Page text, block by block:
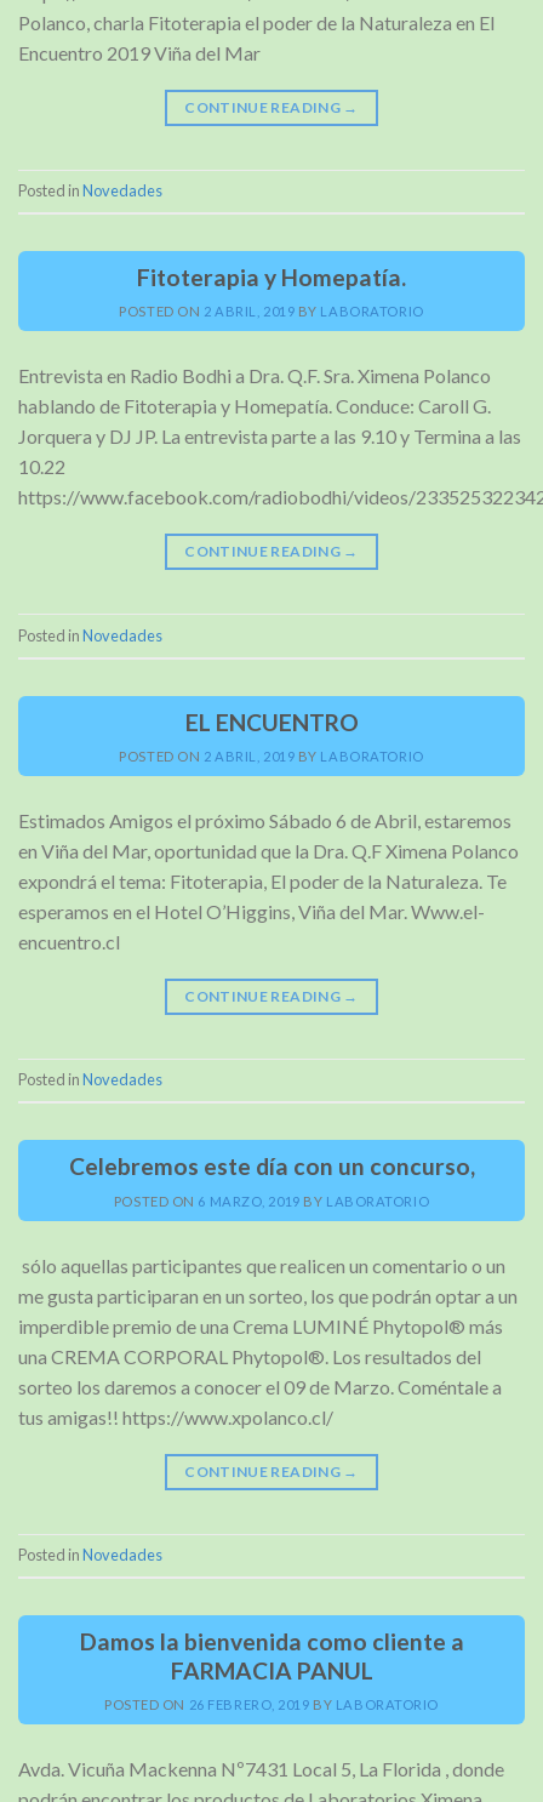
Polanco, charla Fitoterapia el poder de la Naturaleza en El
Encuentro 2019 Viña del Mar
CONTINUE READING →
Posted inNovedades
Fitoterapia y Homepatía.
POSTED ON 2 ABRIL, 2019 BY LABORATORIO
Entrevista en Radio Bodhi a Dra. Q.F. Sra. Ximena Polanco
hablando de Fitoterapia y Homepatía. Conduce: Caroll G.
Jorquera y DJ JP. La entrevista parte a las 9.10 y Termina a las
10.22
https://www.facebook.com/radiobodhi/videos/
CONTINUE READING →
Posted inNovedades
EL ENCUENTRO
POSTED ON 2 ABRIL, 2019 BY LABORATORIO
Estimados Amigos el próximo Sábado 6 de Abril, estaremos
en Viña del Mar, oportunidad que la Dra. Q.F Ximena Polanco
expondrá el tema: Fitoterapia, El poder de la Naturaleza. Te
esperamos en el Hotel O’Higgins, Viña del Mar. Www.el-
encuentro.cl
CONTINUE READING →
Posted inNovedades
Celebremos este día con un concurso,
POSTED ON 6 MARZO, 2019 BY LABORATORIO
sólo aquellas participantes que realicen un comentario o un
me gusta participaran en un sorteo, los que podrán optar a un
imperdible premio de una Crema LUMINÉ Phytopol® más
una CREMA CORPORAL Phytopol®. Los resultados del
sorteo los daremos a conocer el 09 de Marzo. Coméntale a
tus amigas!! https://www.xpolanco.cl/
CONTINUE READING →
Posted inNovedades
Damos la bienvenida como cliente a
FARMACIA PANUL
POSTED ON 26 FEBRERO, 2019 BY LABORATORIO
Avda. Vicuña Mackenna Nº7431 Local 5, La Florida , donde